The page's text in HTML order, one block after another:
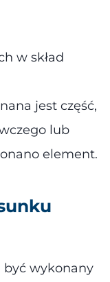
w skład
jest część,
lub
element.
być wykonany